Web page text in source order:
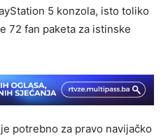
5 konzola, isto toliko
72 fan paketa za istinske
potrebno za pravo navijačko